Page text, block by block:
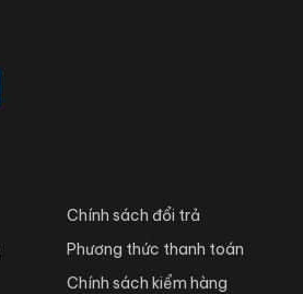
Chính sách đổi trả
Phương thức thanh toán
Chính sách kiểm hàng